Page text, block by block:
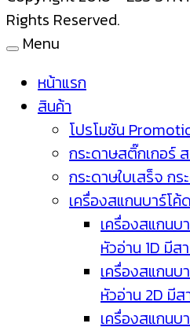
Rights Reserved.
Menu
หน้าแรก
สินค้า
โปรโมชัน
กระดาษสติ๊กเกอร์
กระดาษใบเสร็จ ก
เครื่องสแกนบาร์โค้
เครื่องสแกนบ
หัวอ่าน 1D มีส
เครื่องสแกนบ
หัวอ่าน 2D มีส
เครื่องสแกนบ